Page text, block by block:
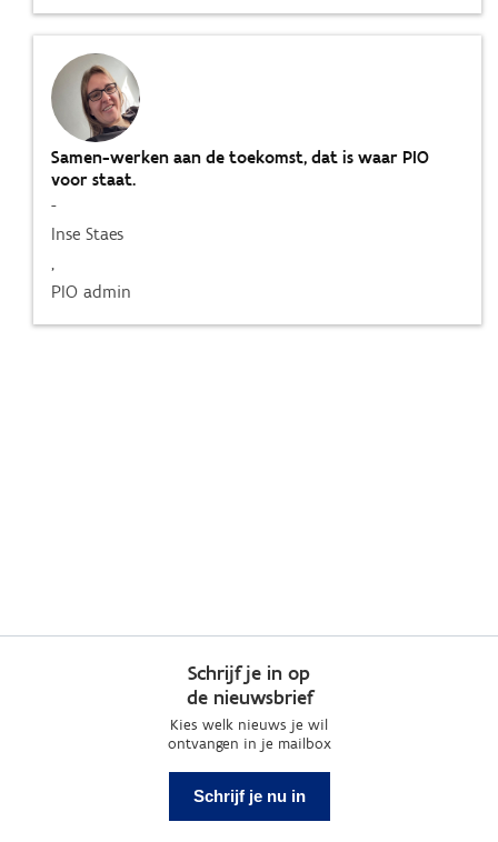
Samen-werken aan de toekomst, dat is waar PIO
voor staat.
-
Inse Staes
,
PIO admin
Schrijf je in op
de nieuwsbrief
Kies welk nieuws je wil
ontvangen in je mailbox
Schrijf je nu in